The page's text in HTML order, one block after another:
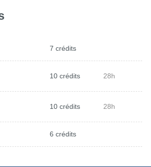
7 crédits
10 crédits 28h
10 crédits 28h
6 crédits